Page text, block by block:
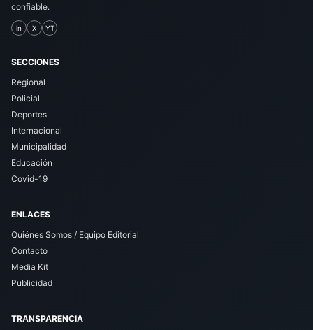
confiable.
in X YT
SECCIONES
Regional
Policial
Deportes
Internacional
Municipalidad
Educación
Covid-19
ENLACES
Quiénes Somos / Equipo Editorial
Contacto
Media Kit
Publicidad
TRANSPARENCIA